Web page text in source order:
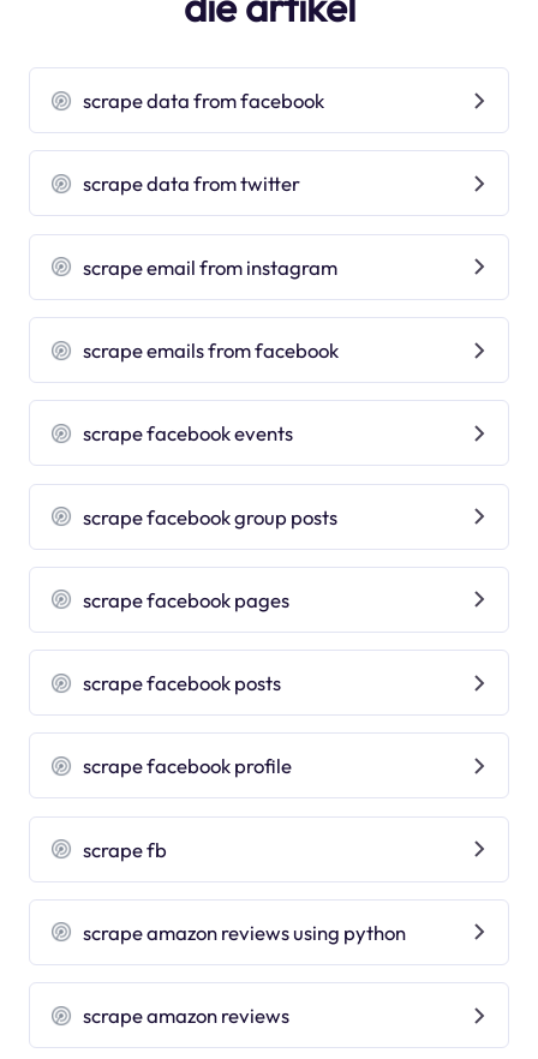
scrape data from facebook
scrape data from twitter
scrape email from instagram
scrape emails from facebook
scrape facebook events
scrape facebook group posts
scrape facebook pages
scrape facebook posts
scrape facebook profile
scrape fb
scrape amazon reviews using python
scrape amazon reviews